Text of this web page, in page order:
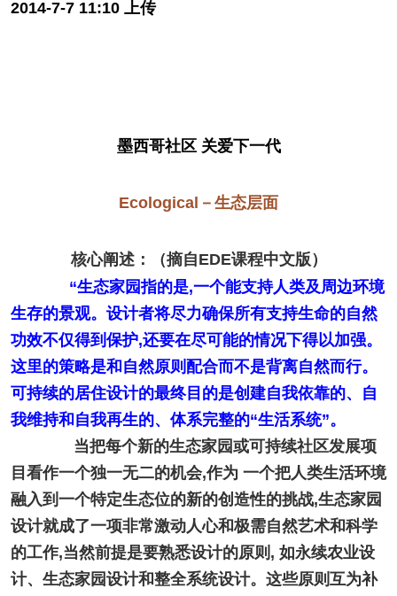
2014-7-7 11:10 上传
墨西哥社区 关爱下一代
Ecological－生态层面
核心阐述：（摘自EDE课程中文版）
“生态家园指的是,一个能支持人类及周边环境
生存的景观。设计者将尽力确保所有支持生命的自然
功效不仅得到保护,还要在尽可能的情况下得以加强。
这里的策略是和自然原则配合而不是背离自然而行。
可持续的居住设计的最终目的是创建自我依靠的、自
我维持和自我再生的、体系完整的“生活系统”。
当把每个新的生态家园或可持续社区发展项
目看作一个独一无二的机会,作为 一个把人类生活环境
融入到一个特定生态位的新的创造性的挑战,生态家园
设计就成了一项非常激动人心和极需自然艺术和科学
的工作,当然前提是要熟悉设计的原则, 如永续农业设
计、生态家园设计和整全系统设计。这些原则互为补